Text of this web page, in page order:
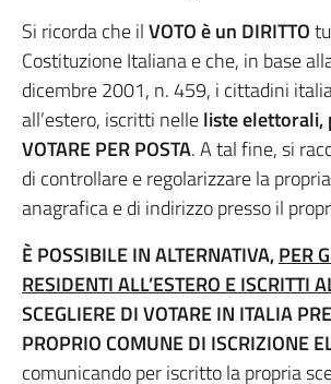
Si ricorda che ilVOTO è un DIRITTO
Costituzione Italiana e che, in base
dicembre 2001, n. 459, i cittadini
all’estero, iscritti nelleliste elettorali,
VOTARE PER POSTA. A tal fine, si
di controllare e regolarizzare la
anagrafica e di indirizzo presso il
È POSSIBILE IN ALTERNATIVA,PER
RESIDENTI ALL’ESTERO E ISCRITTI
SCEGLIERE DI VOTARE IN ITALIA
PROPRIO COMUNE DI ISCRIZIONE
comunicando per iscritto la propria